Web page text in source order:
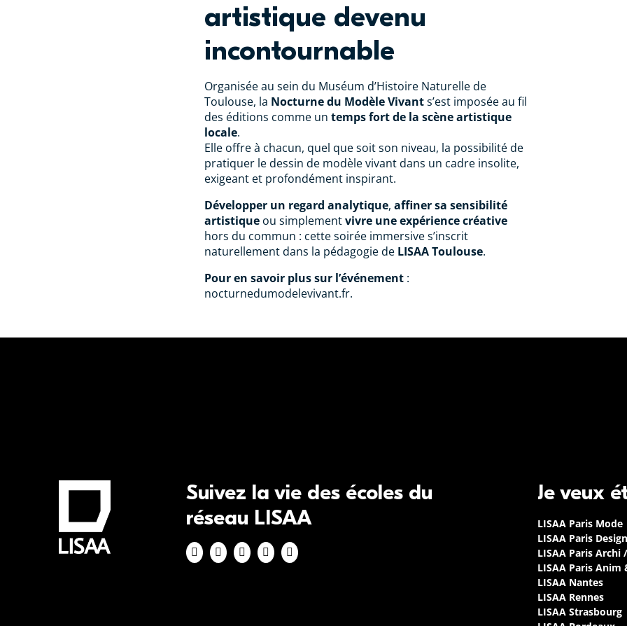
artistique devenu
incontournable
Organisée au sein du Muséum d’Histoire Naturelle de
Toulouse, la Nocturne du Modèle Vivants’est imposée au fil
des éditions comme un temps fort de la scène artistique
locale.
Elle offre à chacun, quel que soit son niveau, la possibilité de
pratiquer le dessin de modèle vivant dans un cadre insolite,
exigeant et profondément inspirant.
Développer un regard analytique, affiner sa sensibilité
artistique ou simplementvivre une expérience créative
hors du commun : cette soirée immersive s’inscrit
naturellement dans la pédagogie de LISAA Toulouse.
Pour en savoir plus sur l’événement :
nocturnedumodelevivant.fr.
Suivez la vie des écoles du
réseau LISAA
Je veux
LISAA Paris Mode
LISAA Paris
LISAA Paris Archi
LISAA Paris Anim
LISAA Nantes
LISAA Rennes
LISAA Strasbourg